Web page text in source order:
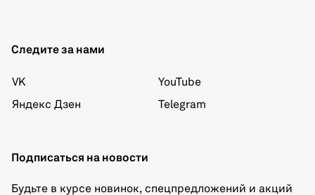
Следите за нами
VK
Яндекс Дзен
YouTube
Telegram
Подписаться на новости
Будьте в курсе новинок, спецпредложений и акций